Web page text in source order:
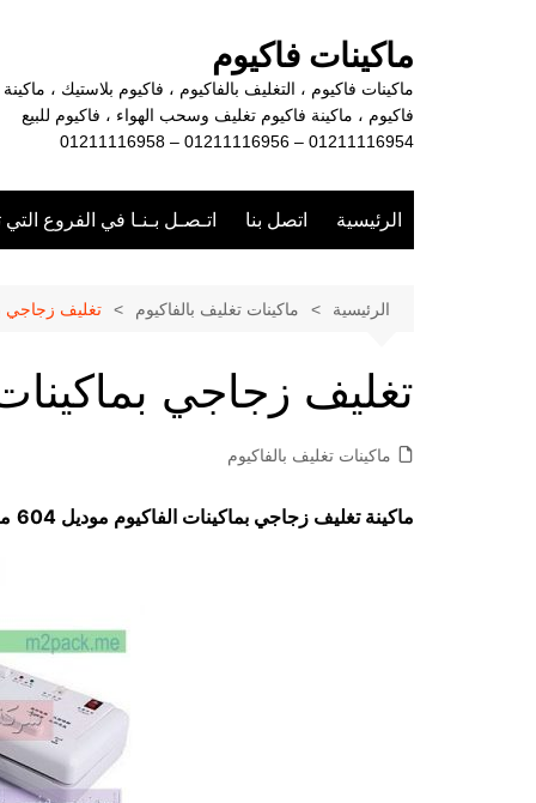
ماكينات فاكيوم
ماكينات فاكيوم ، التغليف بالفاكيوم ، فاكيوم بلاستيك ، ماكينة
فاكيوم ، ماكينة فاكيوم تغليف وسحب الهواء ، فاكيوم للبيع
01211116954 – 01211116956 – 01211116958
الرئيسية اتصل بنا اتـصـل بـنـا في الفروع
الرئيسية ماكينات تغليف بالفاكيوم تغليف زجاجي
تغليف زجاجي
ماكينات تغليف بالفاكيوم
ماكينة تغليف زجاجي بماكينات الفاكيوم موديل 604